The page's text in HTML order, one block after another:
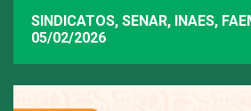
SINDICATOS, SENAR, INAES,
05/02/2026